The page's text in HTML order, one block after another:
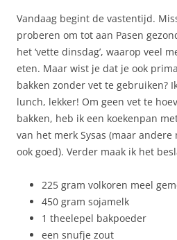
Vandaag begint de vastentijd.
proberen om tot aan Pasen
het ‘vette dinsdag’, waarop veel
eten. Maar wist je dat je ook
bakken zonder vet te gebruiken?
lunch, lekker! Om geen vet te
bakken, heb ik een koekenpan
van het merk Sysas (maar
ook goed). Verder maak ik het
225 gram volkoren meel
450 gram sojamelk
1 theelepel bakpoeder
een snufje zout